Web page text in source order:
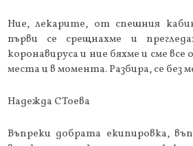
Ние, лекарите, от спешния
първи се срещнахме и
коронавируса и ние бяхме и сме
места и в момента. Разбира, се без
Надежда СТоева
Въпреки добрата екипировка,